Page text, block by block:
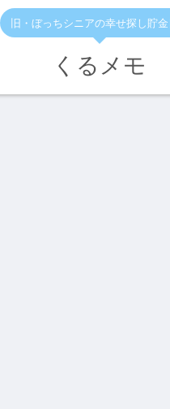
旧・ぼっちシニアの幸せ探し貯
くるメモ